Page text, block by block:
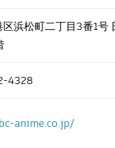
浜松町二丁目3番1号
4328
anime.co.jp/